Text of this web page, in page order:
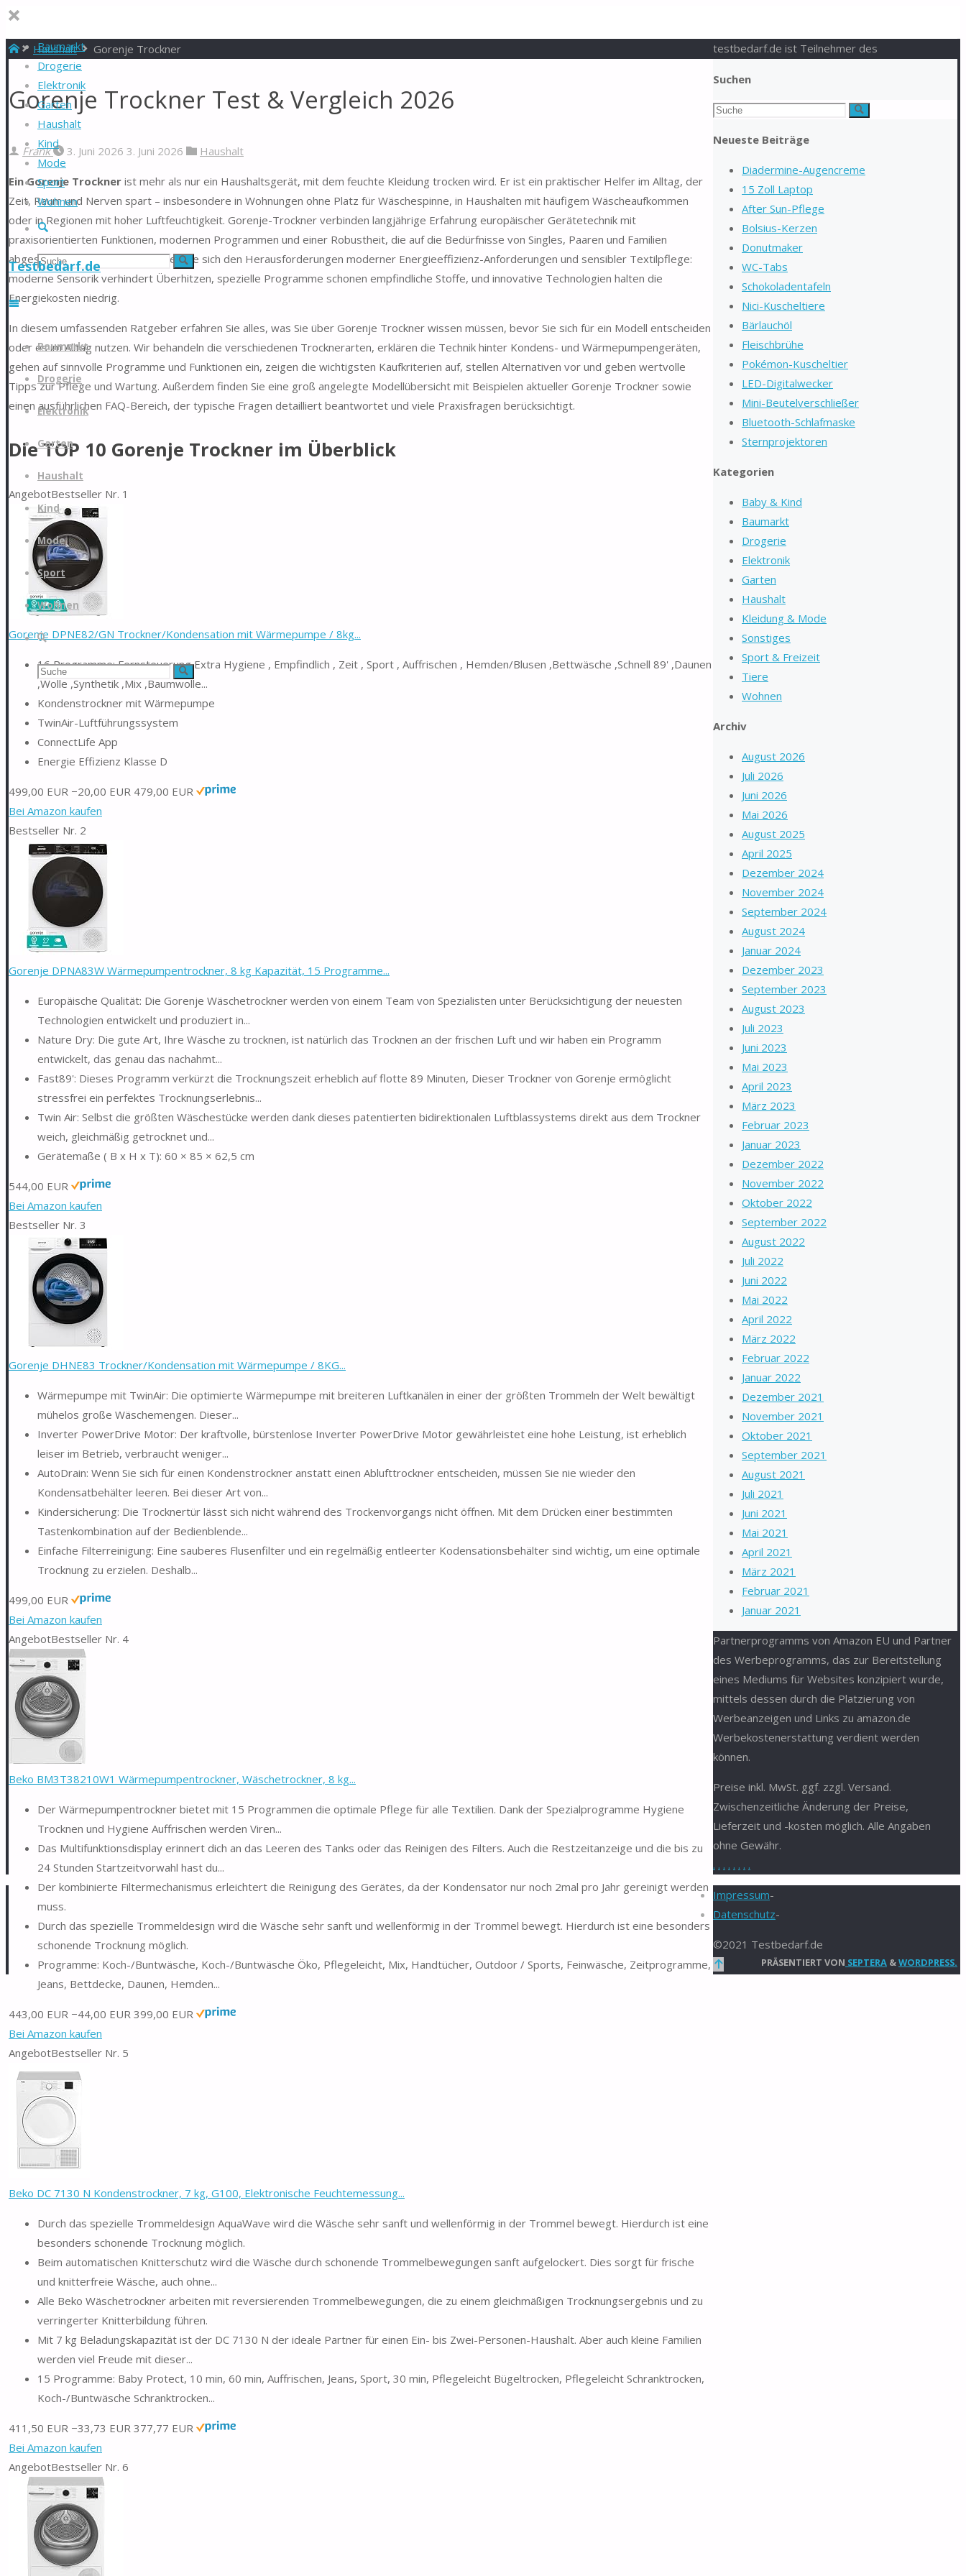
Baumarkt
Drogerie
Elektronik
Garten
Haushalt
Kind
Mode
Sport
Wohnen
Suche
Suchen
nach:
Suche
Testbedarf.de
springen
Baumarkt
Drogerie
Elektronik
Garten
Haushalt
Kind
Mode
Sport
Wohnen
Suche
Suchen
nach:
Suche
StartHaushalt Gorenje Trockner
Gorenje Trockner Test & Vergleich 2026
Frank 3. Juni 2026 3. Juni 2026 Haushalt
Ein Gorenje Trockner ist mehr als nur ein Haushaltsgerät, mit dem feuchte Kleidung trocken wird. Er ist ein praktischer Helfer im Alltag, der
Zeit, Raum und Nerven spart – insbesondere in Wohnungen ohne Platz für Wäschespinne, in Haushalten mit häufigem Wäscheaufkommen
oder in Regionen mit hoher Luftfeuchtigkeit. Gorenje-Trockner verbinden langjährige Erfahrung europäischer Gerätetechnik mit
praxisorientierten Funktionen, modernen Programmen und einer Robustheit, die auf die Bedürfnisse von Singles, Paaren und Familien
abgestimmt ist. Gleichzeitig stellen sie sich den Herausforderungen moderner Energieeffizienz-Anforderungen und sensibler Textilpflege:
moderne Sensorik verhindert Überhitzen, spezielle Programme schonen empfindliche Stoffe, und innovative Technologien halten die
Energiekosten niedrig.
In diesem umfassenden Ratgeber erfahren Sie alles, was Sie über Gorenje Trockner wissen müssen, bevor Sie sich für ein Modell entscheiden
oder es im Alltag nutzen. Wir behandeln die verschiedenen Trocknerarten, erklären die Technik hinter Kondens- und Wärmepumpengeräten,
gehen auf sinnvolle Programme und Funktionen ein, zeigen die wichtigsten Kaufkriterien auf, stellen Alternativen vor und geben wertvolle
Tipps zur Pflege und Wartung. Außerdem finden Sie eine groß angelegte Modellübersicht mit Beispielen aktueller Gorenje Trockner sowie
einen ausführlichen FAQ-Bereich, der typische Fragen detailliert beantwortet und viele Praxisfragen berücksichtigt.
Die TOP 10 Gorenje Trockner im Überblick
AngebotBestseller Nr. 1
Gorenje DPNE82/GN Trockner/Kondensation mit Wärmepumpe / 8kg...
16 Programme: Fernsteuerung,Extra Hygiene , Empfindlich , Zeit , Sport , Auffrischen , Hemden/Blusen ,Bettwäsche ,Schnell 89' ,Daunen
,Wolle ,Synthetik ,Mix ,Baumwolle...
Kondenstrockner mit Wärmepumpe
TwinAir-Luftführungssystem
ConnectLife App
Energie Effizienz Klasse D
499,00 EUR −20,00 EUR 479,00 EUR
Bei Amazon kaufen
Bestseller Nr. 2
Gorenje DPNA83W Wärmepumpentrockner, 8 kg Kapazität, 15 Programme...
Europäische Qualität: Die Gorenje Wäschetrockner werden von einem Team von Spezialisten unter Berücksichtigung der neuesten
Technologien entwickelt und produziert in...
Nature Dry: Die gute Art, Ihre Wäsche zu trocknen, ist natürlich das Trocknen an der frischen Luft und wir haben ein Programm
entwickelt, das genau das nachahmt...
Fast89': Dieses Programm verkürzt die Trocknungszeit erheblich auf flotte 89 Minuten, Dieser Trockner von Gorenje ermöglicht
stressfrei ein perfektes Trocknungserlebnis...
Twin Air: Selbst die größten Wäschestücke werden dank dieses patentierten bidirektionalen Luftblassystems direkt aus dem Trockner
weich, gleichmäßig getrocknet und...
Gerätemaße ( B x H x T): 60 × 85 × 62,5 cm
544,00 EUR
Bei Amazon kaufen
Bestseller Nr. 3
Gorenje DHNE83 Trockner/Kondensation mit Wärmepumpe / 8KG...
Wärmepumpe mit TwinAir: Die optimierte Wärmepumpe mit breiteren Luftkanälen in einer der größten Trommeln der Welt bewältigt
mühelos große Wäschemengen. Dieser...
Inverter PowerDrive Motor: Der kraftvolle, bürstenlose Inverter PowerDrive Motor gewährleistet eine hohe Leistung, ist erheblich
leiser im Betrieb, verbraucht weniger...
AutoDrain: Wenn Sie sich für einen Kondenstrockner anstatt einen Ablufttrockner entscheiden, müssen Sie nie wieder den
Kondensatbehälter leeren. Bei dieser Art von...
Kindersicherung: Die Trocknertür lässt sich nicht während des Trockenvorgangs nicht öffnen. Mit dem Drücken einer bestimmten
Tastenkombination auf der Bedienblende...
Einfache Filterreinigung: Eine sauberes Flusenfilter und ein regelmäßig entleerter Kodensationsbehälter sind wichtig, um eine optimale
Trocknung zu erzielen. Deshalb...
499,00 EUR
Bei Amazon kaufen
AngebotBestseller Nr. 4
Beko BM3T38210W1 Wärmepumpentrockner, Wäschetrockner, 8 kg...
Der Wärmepumpentrockner bietet mit 15 Programmen die optimale Pflege für alle Textilien. Dank der Spezialprogramme Hygiene
Trocknen und Hygiene Auffrischen werden Viren...
Das Multifunktionsdisplay erinnert dich an das Leeren des Tanks oder das Reinigen des Filters. Auch die Restzeitanzeige und die bis zu
24 Stunden Startzeitvorwahl hast du...
Der kombinierte Filtermechanismus erleichtert die Reinigung des Gerätes, da der Kondensator nur noch 2mal pro Jahr gereinigt werden
muss.
Durch das spezielle Trommeldesign wird die Wäsche sehr sanft und wellenförmig in der Trommel bewegt. Hierdurch ist eine besonders
schonende Trocknung möglich.
Programme: Koch-/Buntwäsche, Koch-/Buntwäsche Öko, Pflegeleicht, Mix, Handtücher, Outdoor / Sports, Feinwäsche, Zeitprogramme,
Jeans, Bettdecke, Daunen, Hemden...
443,00 EUR −44,00 EUR 399,00 EUR
Bei Amazon kaufen
AngebotBestseller Nr. 5
Beko DC 7130 N Kondenstrockner, 7 kg, G100, Elektronische Feuchtemessung...
Durch das spezielle Trommeldesign AquaWave wird die Wäsche sehr sanft und wellenförmig in der Trommel bewegt. Hierdurch ist eine
besonders schonende Trocknung möglich.
Beim automatischen Knitterschutz wird die Wäsche durch schonende Trommelbewegungen sanft aufgelockert. Dies sorgt für frische
und knitterfreie Wäsche, auch ohne...
Alle Beko Wäschetrockner arbeiten mit reversierenden Trommelbewegungen, die zu einem gleichmäßigen Trocknungsergebnis und zu
verringerter Knitterbildung führen.
Mit 7 kg Beladungskapazität ist der DC 7130 N der ideale Partner für einen Ein- bis Zwei-Personen-Haushalt. Aber auch kleine Familien
werden viel Freude mit dieser...
15 Programme: Baby Protect, 10 min, 60 min, Auffrischen, Jeans, Sport, 30 min, Pflegeleicht Bügeltrocken, Pflegeleicht Schranktrocken,
Koch-/Buntwäsche Schranktrocken...
411,50 EUR −33,73 EUR 377,77 EUR
Bei Amazon kaufen
AngebotBestseller Nr. 6
Suchen
Suchen
Suche
Neueste Beiträge
Diadermine-Augencreme
15 Zoll Laptop
After Sun-Pflege
Bolsius-Kerzen
Donutmaker
WC-Tabs
Schokoladentafeln
Nici-Kuscheltiere
Bärlauchöl
Fleischbrühe
Pokémon-Kuscheltier
LED-Digitalwecker
Mini-Beutelverschließer
Bluetooth-Schlafmaske
Sternprojektoren
Kategorien
Baby & Kind
Baumarkt
Drogerie
Elektronik
Garten
Haushalt
Kleidung & Mode
Sonstiges
Sport & Freizeit
Tiere
Wohnen
Archiv
August 2026
Juli 2026
Juni 2026
Mai 2026
August 2025
April 2025
Dezember 2024
November 2024
September 2024
August 2024
Januar 2024
Dezember 2023
September 2023
August 2023
Juli 2023
Juni 2023
Mai 2023
April 2023
März 2023
Februar 2023
Januar 2023
Dezember 2022
November 2022
Oktober 2022
September 2022
August 2022
Juli 2022
Juni 2022
Mai 2022
April 2022
März 2022
Februar 2022
Januar 2022
Dezember 2021
November 2021
Oktober 2021
September 2021
August 2021
Juli 2021
Juni 2021
Mai 2021
April 2021
März 2021
Februar 2021
Januar 2021
testbedarf.de ist Teilnehmer des
Partnerprogramms von Amazon EU und Partner
des Werbeprogramms, das zur Bereitstellung
eines Mediums für Websites konzipiert wurde,
mittels dessen durch die Platzierung von
Werbeanzeigen und Links zu amazon.de
Werbekostenerstattung verdient werden
können.
Preise inkl. MwSt. ggf. zzgl. Versand.
Zwischenzeitliche Änderung der Preise,
Lieferzeit und -kosten möglich. Alle Angaben
ohne Gewähr.
. . . . . . . .
Impressum-
Datenschutz-
©2021 Testbedarf.de
PRÄSENTIERT VON SEPTERA &WORDPRESS.
Zurück